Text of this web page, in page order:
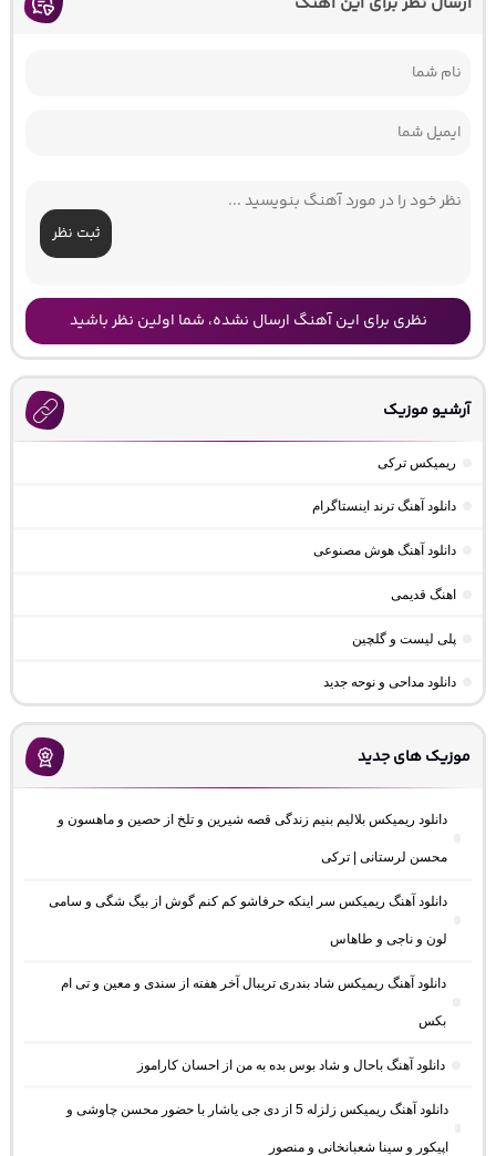
ثبت نظر
نظری برای این آهنگ ارسال نشده، شما اولین نظر باشید
آرشیو موزیک
ریمیکس ترکی
دانلود آهنگ ترند اینستاگرام
دانلود آهنگ هوش مصنوعی
اهنگ قدیمی
پلی لیست و گلچین
دانلود مداحی و نوحه جدید
موزیک های جدید
دانلود ریمیکس بلالیم بنیم زندگی قصه شیرین و تلخ از حصین و ماهسون و
محسن لرستانی | ترکی
دانلود آهنگ ریمیکس سر اینکه حرفاشو کم کنم گوش از بیگ شگی و سامی
لون و ناجی و طاهاس
دانلود آهنگ ریمیکس شاد بندری تریبال آخر هفته از سندی و معین و تی ام
بکس
دانلود آهنگ باحال و شاد بوس بده به من از احسان کاراموز
دانلود آهنگ ریمیکس زلزله 5 از دی جی یاشار با حضور محسن چاوشی و
اپیکور و سینا شعبانخانی و منصور